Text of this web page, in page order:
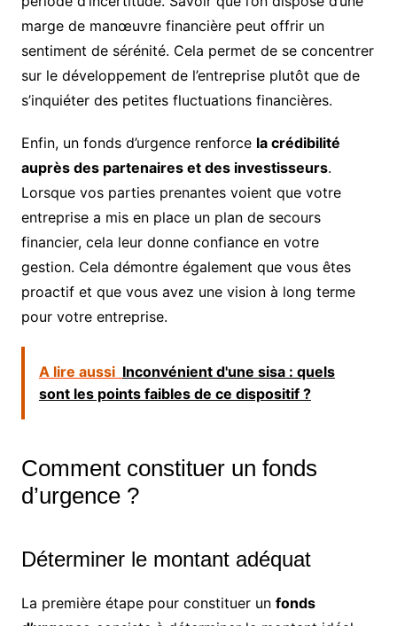
marge de manœuvre financière peut offrir un
sentiment de sérénité. Cela permet de se concentrer
sur le développement de l’entreprise plutôt que de
s’inquiéter des petites fluctuations financières.
Enfin, un fonds d’urgence renforce la crédibilité
auprès des partenaires et des investisseurs.
Lorsque vos parties prenantes voient que votre
entreprise a mis en place un plan de secours
financier, cela leur donne confiance en votre
gestion. Cela démontre également que vous êtes
proactif et que vous avez une vision à long terme
pour votre entreprise.
A lire aussi Inconvénient d'une sisa : quels
sont les points faibles de ce dispositif ?
Comment constituer un fonds
d’urgence ?
Déterminer le montant adéquat
La première étape pour constituer un fonds